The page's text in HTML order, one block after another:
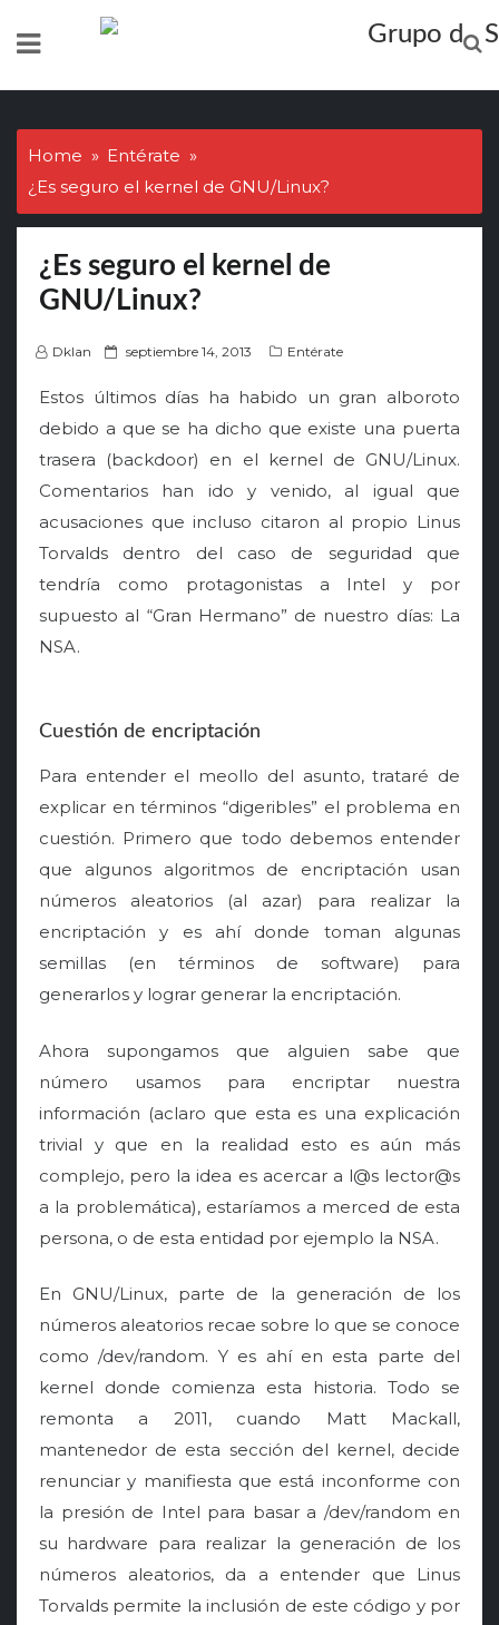
Home
Entérate
¿Es seguro el kernel de GNU/Linux?
¿Es seguro el kernel de
GNU/Linux?
Dklan
P
s
e
d
septiembre 14, 2013 Entérate
Estos últimos días ha habido un gran alboroto
debido a que se ha dicho que existe una puerta
trasera (backdoor) en el kernel de GNU/Linux.
Comentarios han ido y venido, al igual que
acusaciones que incluso citaron al propio Linus
Torvalds dentro del caso de seguridad que
tendría como protagonistas a Intel y por
supuesto al “Gran Hermano” de nuestro días: La
NSA.
Cuestión de encriptación
Para entender el meollo del asunto, trataré de
explicar en términos “digeribles” el problema en
cuestión. Primero que todo debemos entender
que algunos algoritmos de encriptación usan
números aleatorios (al azar) para realizar la
encriptación y es ahí donde toman algunas
semillas (en términos de software) para
generarlos y lograr generar la encriptación.
Ahora supongamos que alguien sabe que
número usamos para encriptar nuestra
información (aclaro que esta es una explicación
trivial y que en la realidad esto es aún más
complejo, pero la idea es acercar a l@s lector@s
a la problemática), estaríamos a merced de esta
persona, o de esta entidad por ejemplo la NSA.
En GNU/Linux, parte de la generación de los
números aleatorios recae sobre lo que se conoce
como /dev/random. Y es ahí en esta parte del
kernel donde comienza esta historia. Todo se
remonta a 2011, cuando Matt Mackall,
mantenedor de esta sección del kernel, decide
renunciar y manifiesta que está inconforme con
la presión de Intel para basar a /dev/random en
su hardware para realizar la generación de los
números aleatorios, da a entender que Linus
Torvalds permite la inclusión de este código y por